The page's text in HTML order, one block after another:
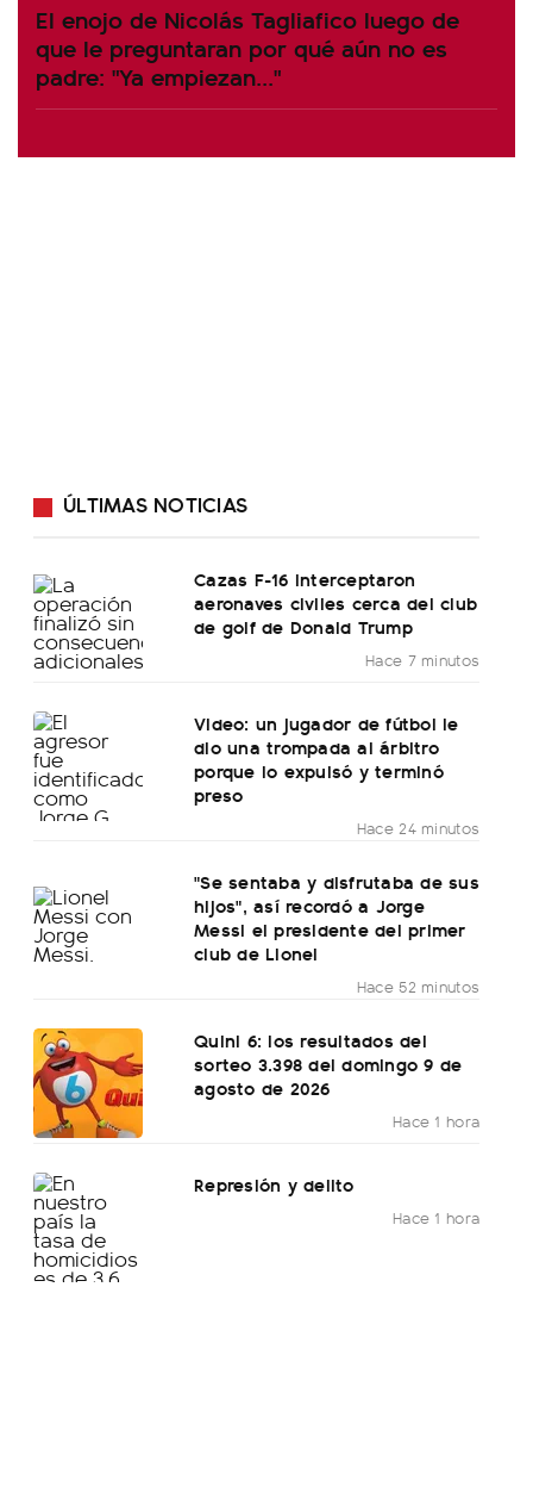
El enojo de Nicolás Tagliafico luego de
que le preguntaran por qué aún no es
padre: "Ya empiezan..."
ÚLTIMAS NOTICIAS
Cazas F-16 interceptaron
aeronaves civiles cerca del club
de golf de Donald Trump
Hace 7 minutos
Video: un jugador de fútbol le
dio una trompada al árbitro
porque lo expulsó y terminó
preso
Hace 24 minutos
"Se sentaba y disfrutaba de sus
hijos", así recordó a Jorge
Messi el presidente del primer
club de Lionel
Hace 52 minutos
Quini 6: los resultados del
sorteo 3.398 del domingo 9 de
agosto de 2026
Hace 1 hora
Represión y delito
Hace 1 hora